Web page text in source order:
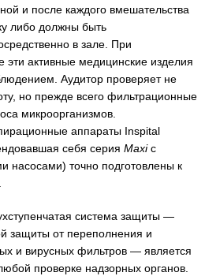
и после каждого вмешательства
либо должны быть
в зале. При
эти активные медицинские изделия
Аудитор проверяет не
но прежде всего фильтрационные
микроорганизмов.
аппараты Inspital
себя серия Maxiс
точно подготовлены к
система защиты —
защиты от переполнения и
и вирусных фильтров — является
проверке надзорных органов.